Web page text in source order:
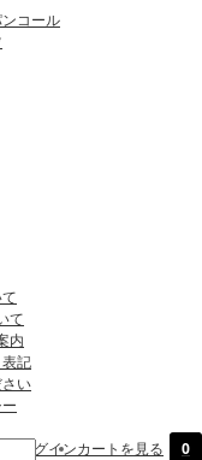
コール
て
内
記
い
カートを見る
0
ログイン